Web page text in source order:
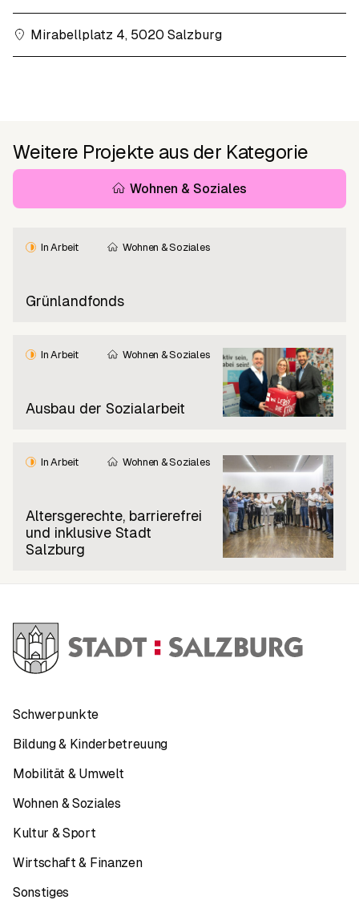
Mirabellplatz 4, 5020 Salzburg
Weitere Projekte aus der Kategorie
Wohnen & Soziales
In Arbeit Wohnen & Soziales
Grünlandfonds
In Arbeit Wohnen & Soziales
Ausbau der Sozialarbeit
In Arbeit Wohnen & Soziales
Altersgerechte, barrierefrei
und inklusive Stadt
Salzburg
Schwerpunkte
Bildung & Kinderbetreuung
Mobilität & Umwelt
Wohnen & Soziales
Kultur & Sport
Wirtschaft & Finanzen
Sonstiges